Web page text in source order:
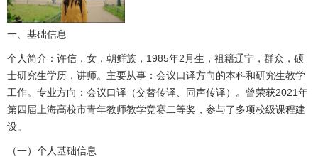
一、基础信息
个人简介：许信，女，朝鲜族，1985年2月生，祖籍辽宁，群众，硕
士研究生学历，讲师。主要从事：会议口译方向的本科和研究生教学
工作。专业方向：会议口译（交替传译、同声传译）。曾荣获2021年
第四届上海高校市青年教师教学竞赛二等奖，参与了多项校级课程建
设。
（一）个人基础信息